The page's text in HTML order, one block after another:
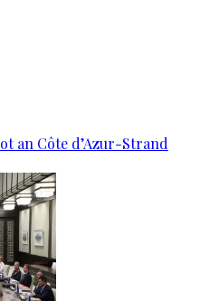
an Côte d’Azur-Strand